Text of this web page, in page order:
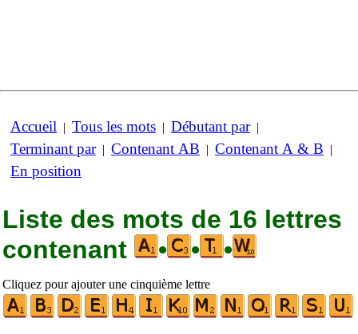
Accueil | Tous les mots | Débutant par|
Terminant par| Contenant AB | Contenant A & B |
En position
Liste des mots de 16 lettres
contenant
• • •
Cliquez pour ajouter une cinquième lettre